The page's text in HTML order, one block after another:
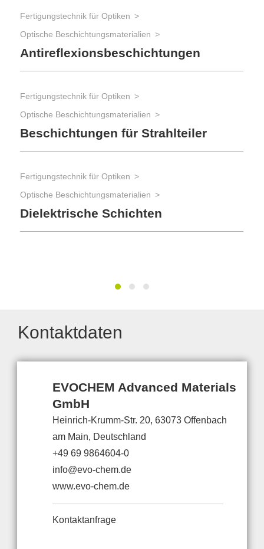
Fertigungstechnik für Optiken
Optische Beschichtungsmaterialien
Antireflexionsbeschichtungen
Fertigungstechnik für Optiken
Optische Beschichtungsmaterialien
Beschichtungen für Strahlteiler
Fertigungstechnik für Optiken
Optische Beschichtungsmaterialien
Dielektrische Schichten
Kontaktdaten
EVOCHEM Advanced Materials
GmbH
Heinrich-Krumm-Str. 20, 63073 Offenbach
am Main, Deutschland
+49 69 9864604-0
info@evo-chem.de
www.evo-chem.de
Kontaktanfrage